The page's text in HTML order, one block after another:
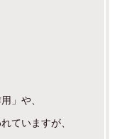
」や、
ていますが、